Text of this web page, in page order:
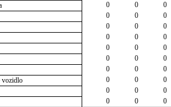
0 0
0
0 0
0
0 0
0
0 0
0
0 0
0
0 0
0
0 0
0
vozidlo
0 0
0
0 0
0
0 0 0